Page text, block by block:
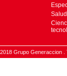
Salud
2018 Grupo Generaccion